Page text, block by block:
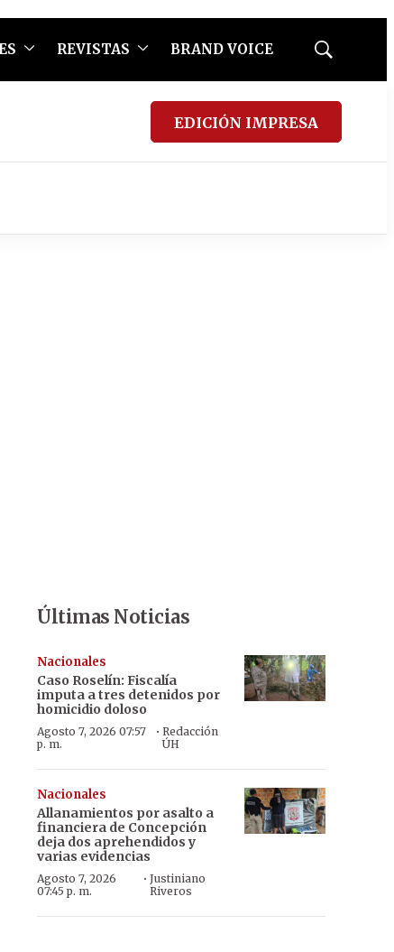
REVISTAS BRAND VOICE
Mostrar
EDICIÓN IMPRESA
Últimas Noticias
Nacionales
Caso Roselín: Fiscalía
imputa a tres detenidos por
homicidio doloso
Agosto 7, 2026 07:57
p. m.
· Redacción
ÚH
Nacionales
Allanamientos por asalto a
financiera de Concepción
deja dos aprehendidos y
varias evidencias
Agosto 7, 2026
07:45 p. m.
·Justiniano
Riveros